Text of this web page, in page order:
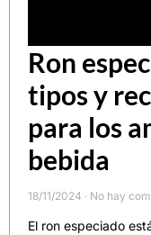
Ron
tipos y
para los
bebida
18/11/2024 No hay
El ron especiado